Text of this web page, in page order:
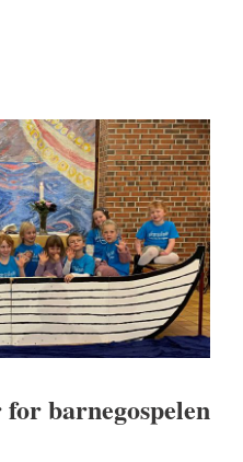
barnegospelen